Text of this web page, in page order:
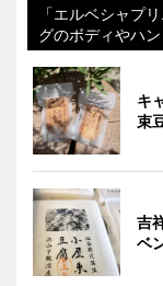
「エルベシャプ
グのボディやハ
キ
束
吉
ベ